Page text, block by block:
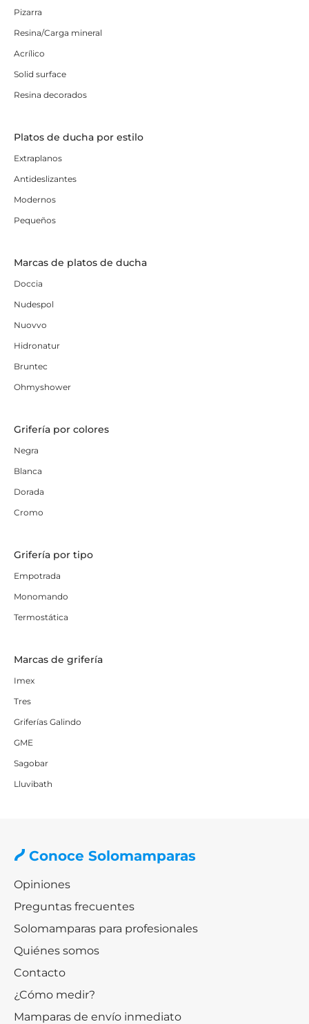
Pizarra
Resina/Carga mineral
Acrílico
Solid surface
Resina decorados
Platos de ducha por estilo
Extraplanos
Antideslizantes
Modernos
Pequeños
Marcas de platos de ducha
Doccia
Nudespol
Nuovvo
Hidronatur
Bruntec
Ohmyshower
Grifería por colores
Negra
Blanca
Dorada
Cromo
Grifería por tipo
Empotrada
Monomando
Termostática
Marcas de grifería
Imex
Tres
Griferías Galindo
GME
Sagobar
Lluvibath
Conoce Solomamparas
Opiniones
Preguntas frecuentes
Solomamparas para profesionales
Quiénes somos
Contacto
¿Cómo medir?
Mamparas de envío inmediato